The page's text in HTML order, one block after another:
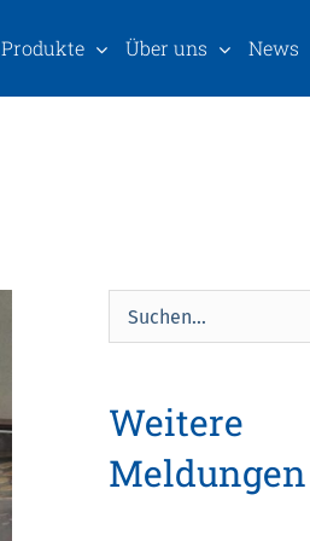
Produkte Über uns News
nach:
Weitere
Meldungen